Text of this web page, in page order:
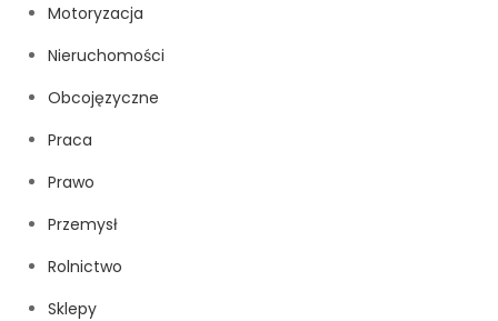
Motoryzacja
Nieruchomości
Obcojęzyczne
Praca
Prawo
Przemysł
Rolnictwo
Sklepy